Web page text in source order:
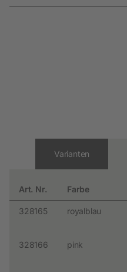
Varianten
Art. Nr. Farbe
328165 royalblau
328166 pink